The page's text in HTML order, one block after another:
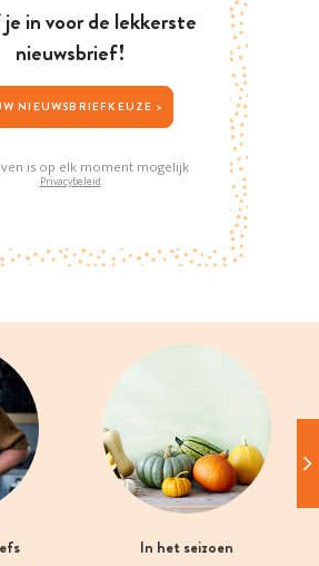
in voor de lekkerste
nieuwsbrief!
JOUW NIEUWSBRIEFKEUZE >
is op elk moment mogelijk
Privacybeleid
In het seizoen